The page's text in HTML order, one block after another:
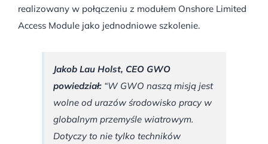
realizowany w połączeniu z modułem Onshore Limited
Access Module jako jednodniowe szkolenie.
Jakob Lau Holst, CEO GWO
powiedział: “W GWO naszą misją jest
wolne od urazów środowisko pracy w
globalnym przemyśle wiatrowym.
Dotyczy to nie tylko techników